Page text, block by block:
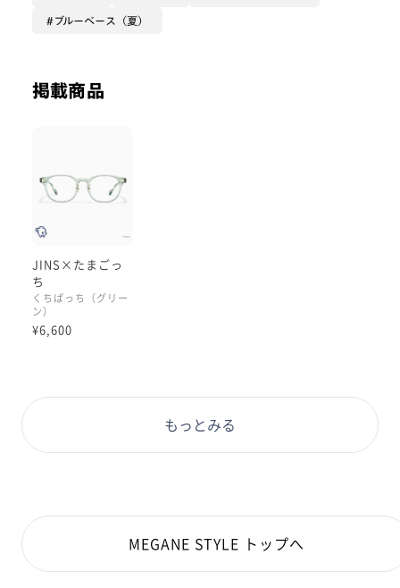
ブルーベース（夏）
掲載商品
JINS×たまごっ
ち
くちぱっち（グリー
ン）
¥6,600
もっとみる
MEGANE STYLE トップへ